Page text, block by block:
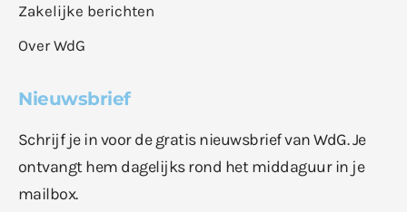
Zakelijke berichten
Over WdG
Nieuwsbrief
Schrijf je in voor de gratis nieuwsbrief van WdG. Je
ontvangt hem dagelijks rond het middaguur in je
mailbox.